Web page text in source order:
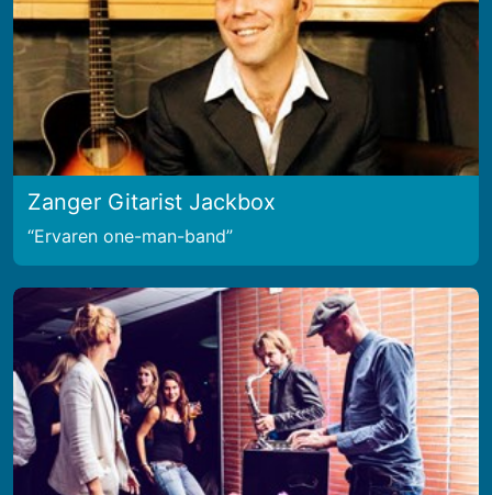
Zanger Gitarist Jackbox
Ervaren one-man-band